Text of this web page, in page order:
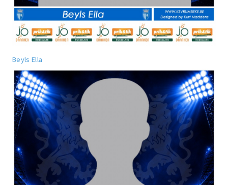
Beyls Ella